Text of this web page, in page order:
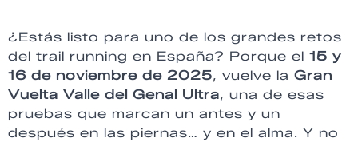
¿Estás listo para uno de los grandes retos
del trail running en España? Porque el 15 y
16 de noviembre de 2025, vuelve la Gran
Vuelta Valle del Genal Ultra, una de esas
pruebas que marcan un antes y un
después en las piernas… y en el alma. Y no